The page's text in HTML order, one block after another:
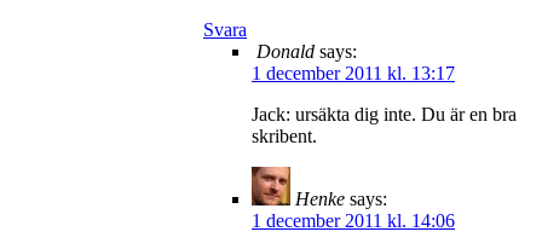
Svara
Donald says:
1 december 2011 kl. 13:17
Jack: ursäkta dig inte. Du är en bra
skribent.
Henke says:
1 december 2011 kl. 14:06